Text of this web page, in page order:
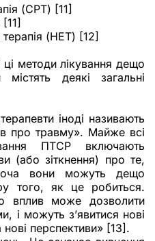
(CPT) [11]
(НЕТ) [12]
методи лікування дещо
деякі загальні
іноді називають
про травму». Майже всі
ПТСР включають
(або зіткнення) про те,
вони можуть дещо
того, як це робиться.
вплив може дозволити
і можуть з’явитися нові
перспективи» [13].